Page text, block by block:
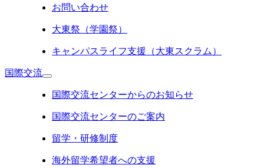
お問い合わせ
大東祭（学園祭）
キャンパスライフ支援（大東スクラム）
国際交流
国際交流センターからのお知らせ
国際交流センターのご案内
留学・研修制度
海外留学希望者への支援